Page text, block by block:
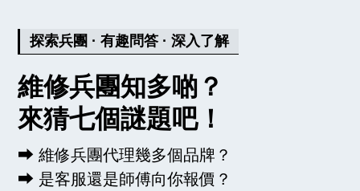
探索兵團 · 有趣問答 · 深入了解
維修兵團知多啲？
來猜七個謎題吧！
⮕ 維修兵團代理幾多個品牌？
⮕ 是客服還是師傅向你報價？